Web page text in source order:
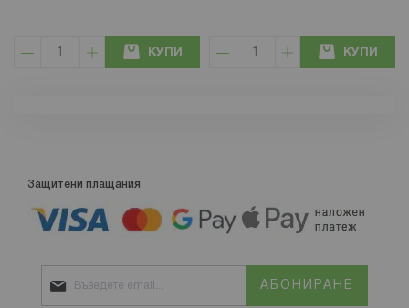
КУПИ КУПИ
Защитени плащания
АБОНИРАНЕ